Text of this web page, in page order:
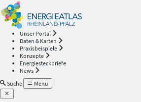
Unser Portal
Daten & Karten
Praxisbeispiele
Konzepte
Energiesteckbriefe
News
Suche
Menü